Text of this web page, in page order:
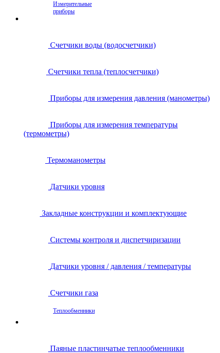
Измерительные
приборы
Счетчики воды (водосчетчики)
Счетчики тепла (теплосчетчики)
Приборы для измерения давления (манометры)
Приборы для измерения температуры
(термометры)
Термоманометры
Датчики уровня
Закладные конструкции и комплектующие
Системы контроля и диспетчиризации
Датчики уровня / давления / температуры
Счетчики газа
Теплообменники
Паяные пластинчатые теплообменники